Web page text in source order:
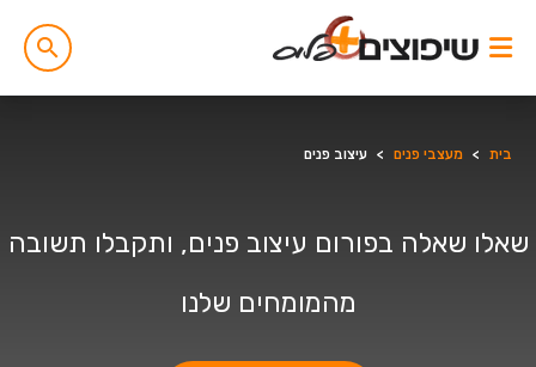
בית > מעצבי פנים > עיצוב פנים
שאלו שאלה בפורום עיצוב פנים, ותקבלו תשובה
מהמומחים שלנו